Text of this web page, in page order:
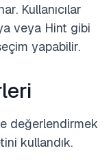
Kullanıcılar
veya Hint gibi
yapabilir.
değerlendirmek
kullandık.